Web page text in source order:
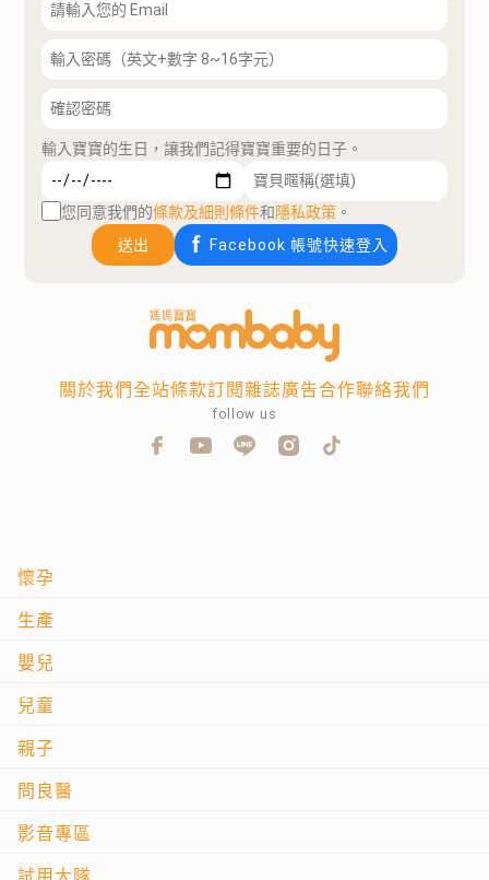
輸入寶寶的生日，讓我們記得寶寶重要的日子。
您同意我們的條款及細則條件和隱私政策 。
送出
Facebook 帳號快速登入
懷孕
生產
嬰兒
兒童
親子
問良醫
影音專區
試用大隊
關於我們全站條款訂閱雜誌廣告合作聯絡我們
follow us